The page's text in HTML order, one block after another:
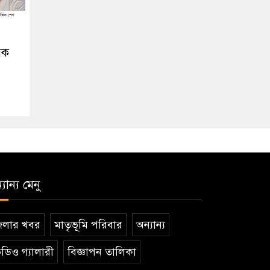
মেনু
খবর মাতৃভূমি পরিবার অন্যান্য
গ্যালারী বিজ্ঞাপন তালিকা